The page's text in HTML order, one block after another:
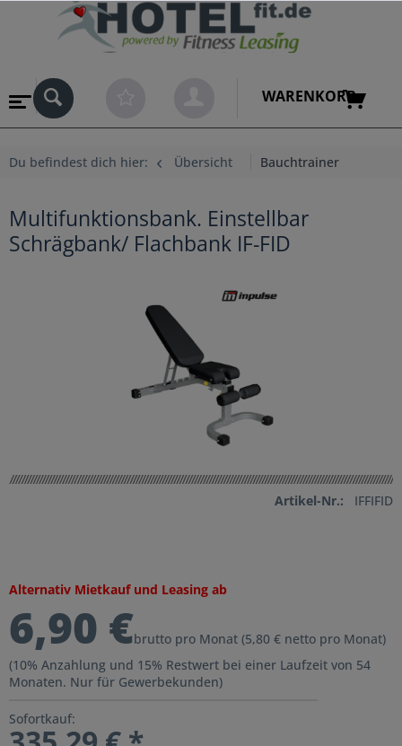
WARENKORB
Du befindest dich hier: Übersicht Bauchtrainer
Multifunktionsbank. Einstellbar
Schrägbank/ Flachbank IF-FID
Artikel-Nr.: IFFIFID
Alternativ Mietkauf und Leasing ab
6,90 €brutto pro Monat (5,80 € netto pro Monat)
(10% Anzahlung und 15% Restwert bei einer Laufzeit von 54
Monaten. Nur für Gewerbekunden)
Sofortkauf: